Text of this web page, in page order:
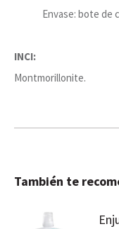
Envase: bote de
INCI:
Montmorillonite.
También te